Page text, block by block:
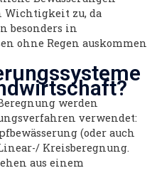
zu, da
besonders in
ohne Regen auskommen
werden
verwendet:
(oder auch
Kreisberegnung.
aus einem